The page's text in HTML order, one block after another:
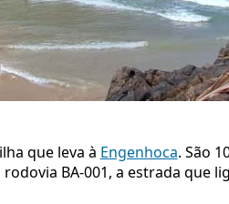
que leva à Engenhoca. São
BA-001, a estrada que